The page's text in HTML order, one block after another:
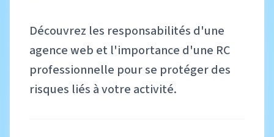
Découvrez les responsabilités d'une
agence web et l'importance d'une RC
professionnelle pour se protéger des
risques liés à votre activité.